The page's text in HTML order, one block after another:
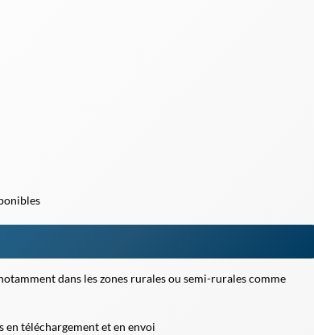
dans les zones rurales ou semi-rurales comme
en téléchargement et en envoi